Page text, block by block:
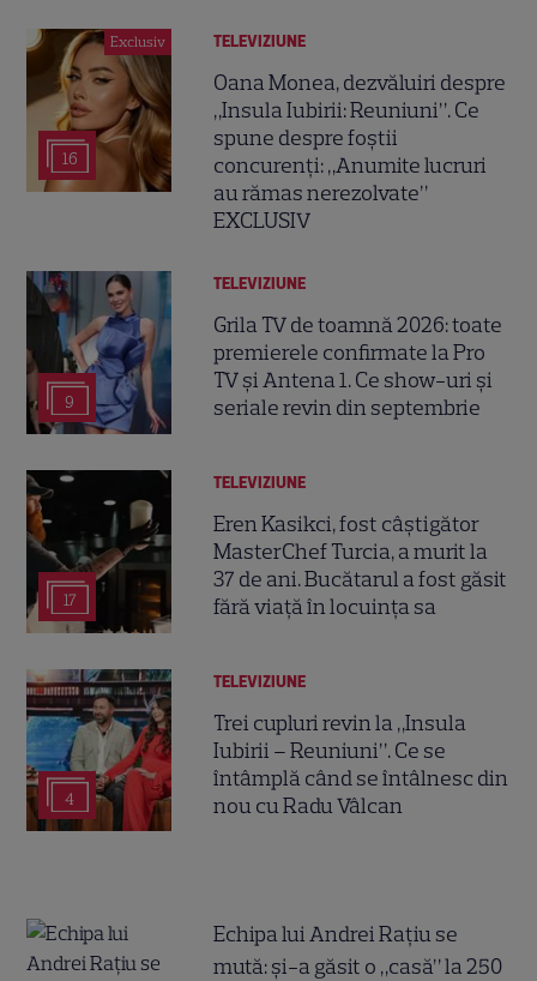
Exclusiv
16
TELEVIZIUNE
Oana Monea, dezvăluiri despre
„Insula Iubirii: Reuniuni”. Ce
spune despre foștii
concurenți: „Anumite lucruri
au rămas nerezolvate”
EXCLUSIV
9
TELEVIZIUNE
Grila TV de toamnă 2026: toate
premierele confirmate la Pro
TV și Antena 1. Ce show-uri și
seriale revin din septembrie
17
TELEVIZIUNE
Eren Kasikci, fost câștigător
MasterChef Turcia, a murit la
37 de ani. Bucătarul a fost găsit
fără viață în locuința sa
4
TELEVIZIUNE
Trei cupluri revin la „Insula
Iubirii – Reuniuni”. Ce se
întâmplă când se întâlnesc din
nou cu Radu Vâlcan
Echipa lui Andrei Rațiu se
mută: și-a găsit o „casă” la 250